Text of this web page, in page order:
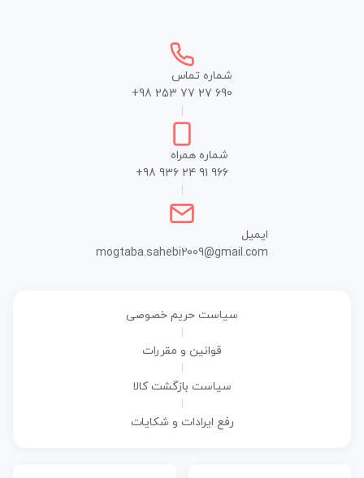
شماره تماس
+98 253 77 27 690
شماره همراه
+98 936 24 91 966
ایمیل
mogtaba.sahebi2009@gmail.com
سیاست حریم خصوصی
قوانین و مقررات
سیاست بازگشت کالا
رفع ایرادات و شکایات